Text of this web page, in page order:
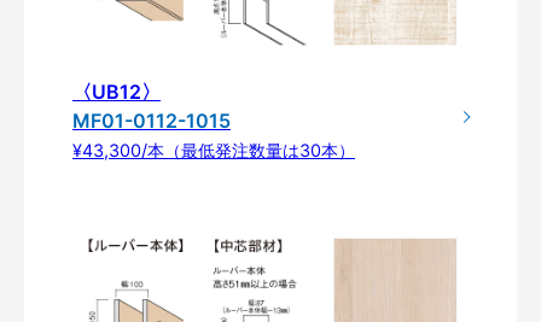
〈UB12〉
MF01-0112-1015
¥43,300/本（最低発注数量は30本）